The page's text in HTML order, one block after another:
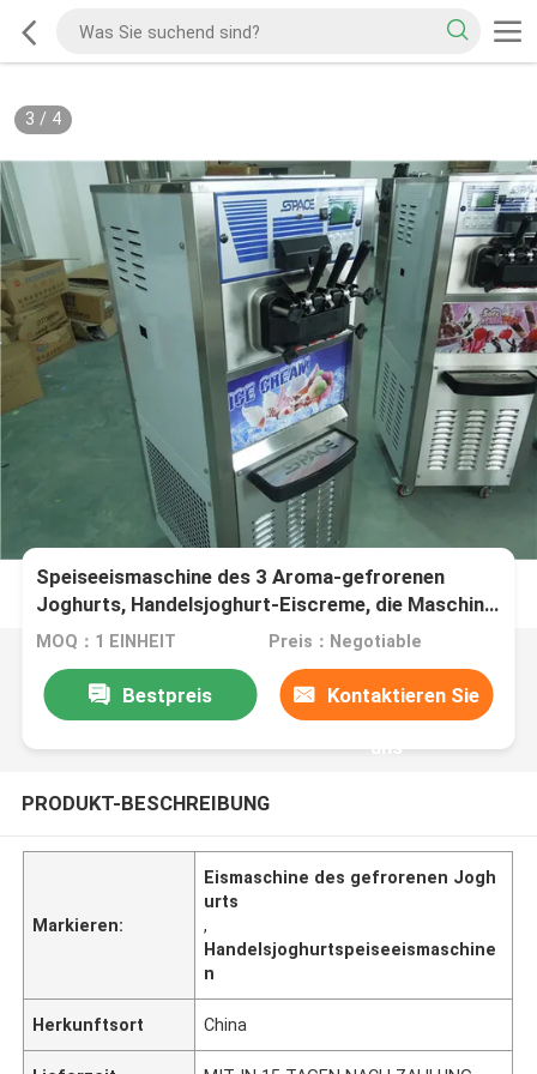
3 / 4
Speiseeismaschine des 3 Aroma-gefrorenen
Joghurts, Handelsjoghurt-Eiscreme, die Maschine
herstellt
MOQ：1 EINHEIT Preis：Negotiable
Bestpreis Kontaktieren Sie
uns
PRODUKT-BESCHREIBUNG
Markieren:
Eismaschine des gefrorenen Jogh
urts
,
Handelsjoghurtspeiseeismaschine
n
Herkunftsort China